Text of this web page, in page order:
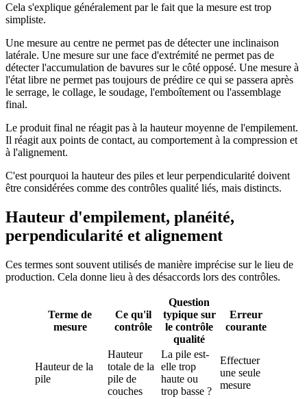
Cela s'explique généralement par le fait que la mesure est trop
simpliste.
Une mesure au centre ne permet pas de détecter une inclinaison
latérale. Une mesure sur une face d'extrémité ne permet pas de
détecter l'accumulation de bavures sur le côté opposé. Une mesure à
l'état libre ne permet pas toujours de prédire ce qui se passera après
le serrage, le collage, le soudage, l'emboîtement ou l'assemblage
final.
Le produit final ne réagit pas à la hauteur moyenne de l'empilement.
Il réagit aux points de contact, au comportement à la compression et
à l'alignement.
C'est pourquoi la hauteur des piles et leur perpendicularité doivent
être considérées comme des contrôles qualité liés, mais distincts.
Hauteur d'empilement, planéité,
perpendicularité et alignement
Ces termes sont souvent utilisés de manière imprécise sur le lieu de
production. Cela donne lieu à des désaccords lors des contrôles.
Terme de
mesure
Ce qu'il
contrôle
Question
typique sur
le contrôle
qualité
Erreur
courante
Hauteur de la
pile
Hauteur
totale de la
pile de
couches
La pile est-
elle trop
haute ou
trop basse ?
Effectuer
une seule
mesure